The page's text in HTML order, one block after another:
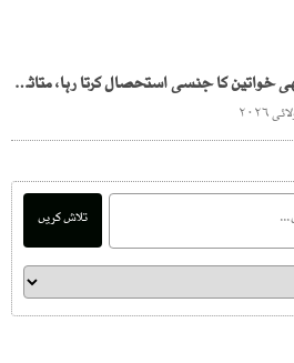
جیفری ایپسٹین سزا کے دوران بھی خواتین کا جنسی استحصال کرتا رہا، متاثرہ خاتون
تلاش کریں